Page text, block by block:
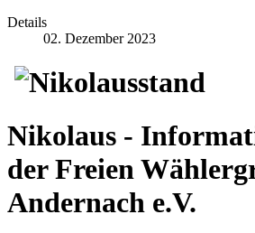
Details
02. Dezember 2023
Nikolaus -
der Freien
Andernach e.V.